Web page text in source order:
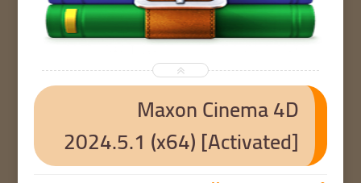
Maxon Cinema 4D
2024.5.1 (x64) [Activated]